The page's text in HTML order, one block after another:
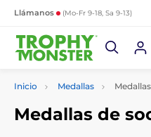
Llámanos (Mo-Fr 9-18, Sa 9-13)
Inicio Medallas
Medallas de